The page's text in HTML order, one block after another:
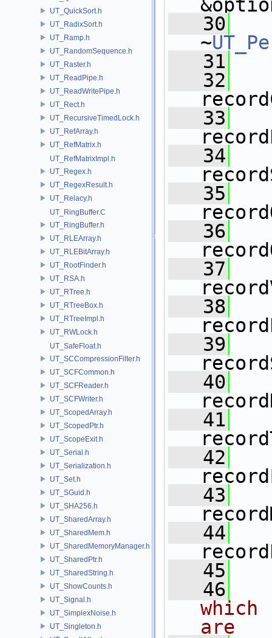
UT_QuickSort.h
UT_RadixSort.h
UT_Ramp.h
UT_RandomSequence.h
UT_Raster.h
UT_ReadPipe.h
UT_ReadWritePipe.h
UT_Rect.h
UT_RecursiveTimedLock.h
UT_RefArray.h
UT_RefMatrix.h
UT_RefMatrixImpl.h
UT_Regex.h
UT_RegexResult.h
UT_Relacy.h
UT_RingBuffer.C
UT_RingBuffer.h
UT_RLEArray.h
UT_RLEBitArray.h
UT_RootFinder.h
UT_RSA.h
UT_RTree.h
UT_RTreeBox.h
UT_RTreeImpl.h
UT_RWLock.h
UT_SafeFloat.h
UT_SCCompressionFilter.h
UT_SCFCommon.h
UT_SCFReader.h
UT_SCFWriter.h
UT_ScopedArray.h
UT_ScopedPtr.h
UT_ScopeExit.h
UT_Serial.h
UT_Serialization.h
UT_Set.h
UT_SGuid.h
UT_SHA256.h
UT_SharedArray.h
UT_SharedMem.h
UT_SharedMemoryManager.h
UT_SharedPtr.h
UT_SharedString.h
UT_ShowCounts.h
UT_Signal.h
UT_SimplexNoise.h
UT_Singleton.h
   30
~
   31
   32
   33
   34
   35
   36
   37
   38
   39
   40
   41
   42
   43
   44
   45
   46
are